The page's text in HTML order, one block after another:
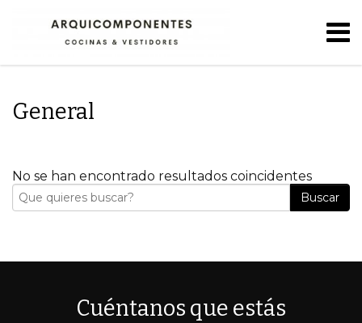
General
No se han encontrado resultados coincidentes
Buscar
Cuéntanos que estás